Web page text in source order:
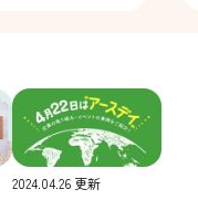
2024.04.26 更新